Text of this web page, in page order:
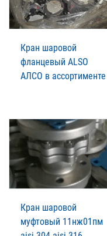
Кран шаровой
фланцевый ALSO
АЛСО в ассортименте
Кран шаровой
муфтовый 11нж01пм